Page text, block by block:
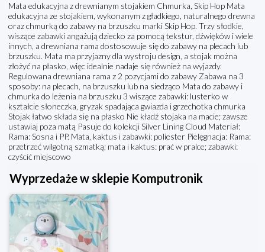
Mata edukacyjna z drewnianym stojakiem Chmurka, Skip Hop Mata
edukacyjna ze stojakiem, wykonanym z gładkiego, naturalnego drewna
oraz chmurką do zabawy na brzuszku marki Skip Hop. Trzy słodkie,
wiszące zabawki angażują dziecko za pomocą tekstur, dźwięków i wiele
innych, a drewniana rama dostosowuje się do zabawy na plecach lub
brzuszku. Mata ma przyjazny dla wystroju design, a stojak można
złożyć na płasko, więc idealnie nadaje się również na wyjazdy.
Regulowana drewniana rama z 2 pozycjami do zabawy Zabawa na 3
sposoby: na plecach, na brzuszku lub na siedząco Mata do zabawy i
chmurka do leżenia na brzuszku 3 wiszące zabawki: lusterko w
kształcie słoneczka, gryzak spadająca gwiazda i grzechotka chmurka
Stojak łatwo składa się na płasko Nie kładź stojaka na macie; zawsze
ustawiaj poza matą Pasuje do kolekcji Silver Lining Cloud Materiał:
Rama: Sosna i PP. Mata, kaktus i zabawki: poliester Pielęgnacja: Rama:
przetrzeć wilgotną szmatką; mata i kaktus: prać w pralce; zabawki:
czyścić miejscowo
Wyprzedaże w sklepie Komputronik